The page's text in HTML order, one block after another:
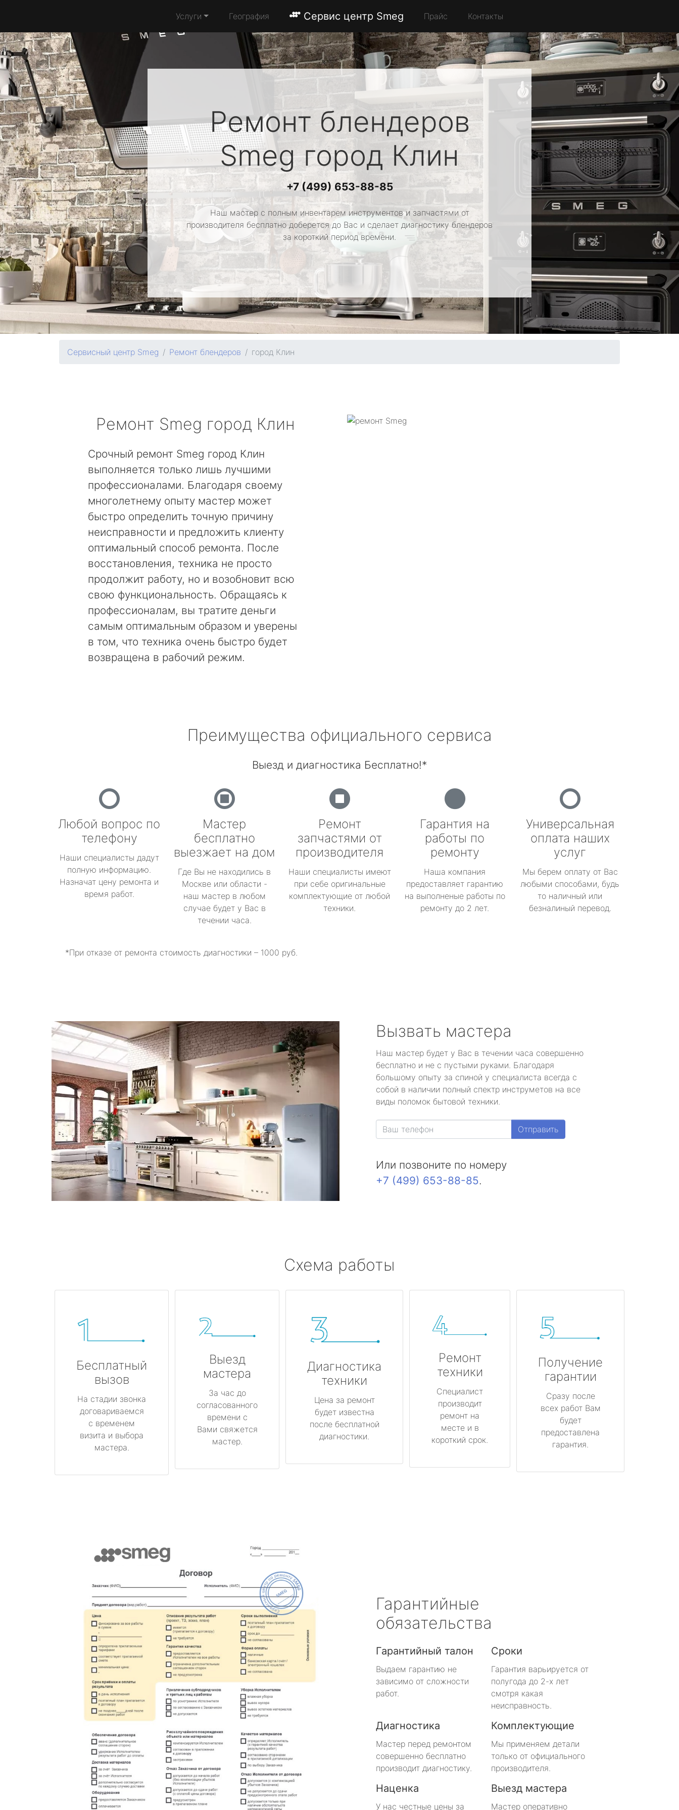
Услуги География Сервис центр Smeg Прайс Контакты
Ремонт блендеров
Smegгород Клин
+7 (499) 653-88-85
Наш мастер с полным инвентарем инструментов и запчастями от
производителя бесплатно доберется до Вас и сделает диагностику блендеров
за короткий период времени.
Сервисный центр Smeg Ремонт блендеров город Клин
Ремонт Smeg город Клин
Срочный ремонт Smeg город Клин
выполняется только лишь лучшими
профессионалами. Благодаря своему
многолетнему опыту мастер может
быстро определить точную причину
неисправности и предложить клиенту
оптимальный способ ремонта. После
восстановления, техника не просто
продолжит работу, но и возобновит всю
свою функциональность. Обращаясь к
профессионалам, вы тратите деньги
самым оптимальным образом и уверены
в том, что техника очень быстро будет
возвращена в рабочий режим.
Преимущества официального сервиса
Выезд и диагностика Бесплатно!*
Любой вопрос по
телефону
Наши специалисты дадут
полную информацию.
Назначат цену ремонта и
время работ.
Мастер
бесплатно
выезжает на дом
Где Вы не находились в
Москве или области -
наш мастер в любом
случае будет у Вас в
течении часа.
Ремонт
запчастями от
производителя
Наши специалисты имеют
при себе оригинальные
комплектующие от любой
техники.
Гарантия на
работы по
ремонту
Наша компания
предоставляет гарантию
на выполненые работы по
ремонту до 2 лет.
Универсальная
оплата наших
услуг
Мы берем оплату от Вас
любыми способами, будь
то наличный или
безналиный перевод.
*При отказе от ремонта стоимость диагностики – 1000 руб.
Вызвать мастера
Наш мастер будет у Вас в течении часа совершенно
бесплатно и не с пустыми руками. Благодаря
большому опыту за спиной у специалиста всегда с
собой в наличии полный спектр инструметов на все
виды поломок бытовой техники.
Отправить
Или позвоните по номеру
+7 (499) 653-88-85.
Схема работы
Бесплатный
вызов
На стадии звонка
договариваемся
с временем
визита и выбора
мастера.
Выезд
мастера
За час до
согласованного
времени с
Вами свяжется
мастер.
Диагностика
техники
Цена за ремонт
будет известна
после бесплатной
диагностики.
Ремонт
техники
Специалист
производит
ремонт на
месте и в
короткий срок.
Получение
гарантии
Сразу после
всех работ Вам
будет
предоставлена
гарантия.
Гарантийные
обязательства
Гарантийный талон
Выдаем гарантию не
зависимо от сложности
работ.
Сроки
Гарантия варьируется от
полугода до 2-х лет
смотря какая
неисправность.
Диагностика
Мастер перед ремонтом
совершенно бесплатно
производит диагностику.
Комплектующие
Мы применяем детали
только от официального
производителя.
Наценка
У нас честные цены за
Выезд мастера
Мастер оперативно